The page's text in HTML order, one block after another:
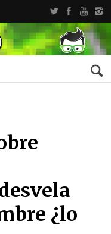
¿lo